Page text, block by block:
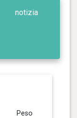
notizia
Peso